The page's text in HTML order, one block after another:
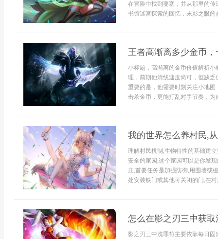
在冒险中找到要塞，并从那里的
书馆迷宫探索的回忆，末影之眼的
王者高渐离多少金币
小标题，高渐离的金币价值解析
理，前期他清线速度尚可，但缺
重要的是，他需要时刻关注小地
击杀金币，更能打乱对手节奏，为
我的世界怎么养村民,
理解村民机制,生物特性的基础建
安全的家园,这个家园可以是你发
庄,首要任务是加强防御,用围墙或
处安装铁门或其他可关闭的门,在
怎么在影之刃三中获
影之刃三中洗罪符主要依靠每日